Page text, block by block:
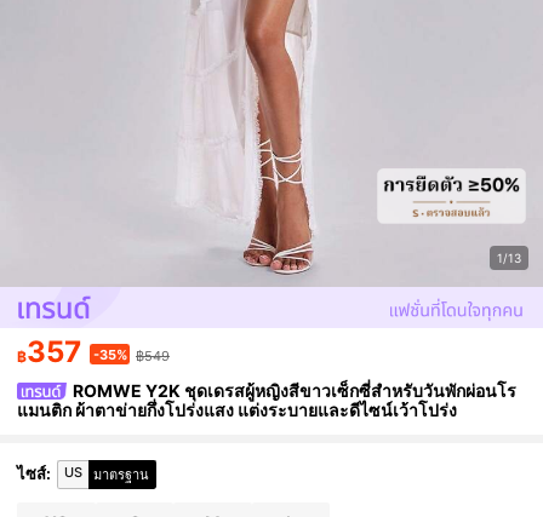
1/13
฿357 -35% ฿549
ROMWE Y2K ชุดเดรสผู้หญิงสีขาวเซ็กซี่สำหรับวันพักผ่อนโร
แมนติก ผ้าตาข่ายกึ่งโปร่งแสง แต่งระบายและดีไซน์เว้าโปร่ง
ไซส์: US มาตรฐาน